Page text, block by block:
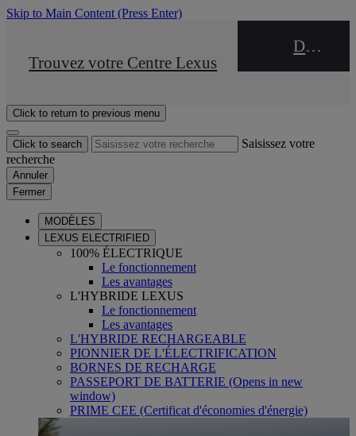
Skip to Main Content (Press Enter)
STOP DRIVE Takata
Trouvez votre Centre Lexus
DEALER NAME
Click to return to previous menu
Click to search
Saisissez votre
recherche
Annuler
Fermer
MODÈLES
LEXUS ELECTRIFIED
100% ÉLECTRIQUE
Le fonctionnement
Les avantages
L'HYBRIDE LEXUS
Le fonctionnement
Les avantages
L'HYBRIDE RECHARGEABLE
PIONNIER DE L'ÉLECTRIFICATION
BORNES DE RECHARGE
PASSEPORT DE BATTERIE (Opens in new
window)
PRIME CEE (Certificat d'économies d'énergie)